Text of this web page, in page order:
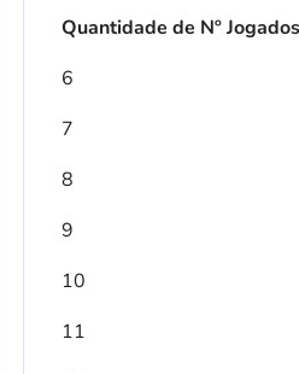
Quantidade de Nº Jogados
6
7
8
9
10
11